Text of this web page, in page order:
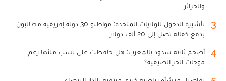
والجزائر
3
تأشيرة الدخول للولايات المتحدة: مواطنو 30 دولة إفريقية مطالبون
بدفع كفالة تصل إلى 20 ألف دولار
4
أضخم ثلاثة سدود بالمغرب: هل حافظت على نسب ملئها رغم
موجات الحر الصيفية؟